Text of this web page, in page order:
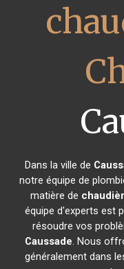
Dans la ville de
notre équipe de
matière de
équipe d'experts est
résoudre vos
Caussade. Nous
généralement dans